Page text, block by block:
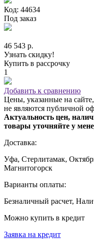
Код: 44634
Под заказ
46 543 р.
Узнать скидку!
Купить в рассрочку
1
Добавить к сравнению
Цены, указанные на
не являются публичной
Актуальность цен,
товары уточняйте у
Доставка:
Уфа, Стерлитамак,
Магнитогорск
Варианты оплаты:
Безналичный расчет,
Можно купить в кредит
Заявка на кредит